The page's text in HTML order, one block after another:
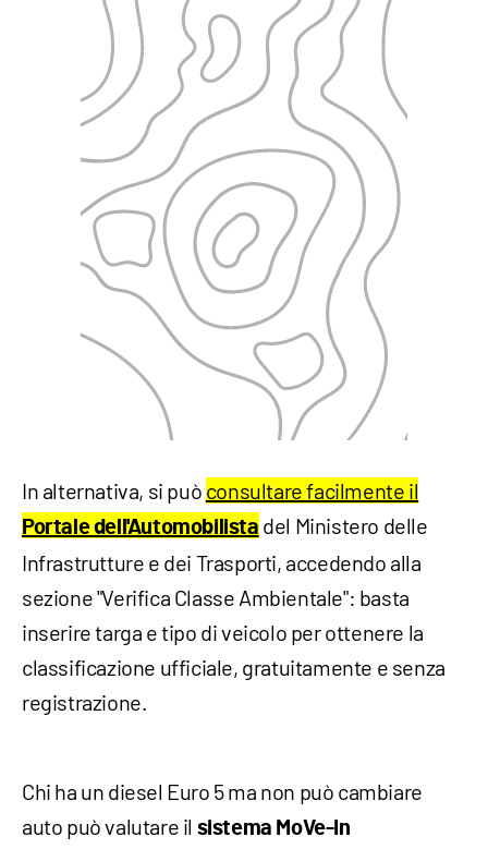
In alternativa, si può consultare facilmente il
Portale dell'Automobilista del Ministero delle
Infrastrutture e dei Trasporti, accedendo alla
sezione "Verifica Classe Ambientale": basta
inserire targa e tipo di veicolo per ottenere la
classificazione ufficiale, gratuitamente e senza
registrazione.
Chi ha un diesel Euro 5 ma non può cambiare
auto può valutare il sistema MoVe-In